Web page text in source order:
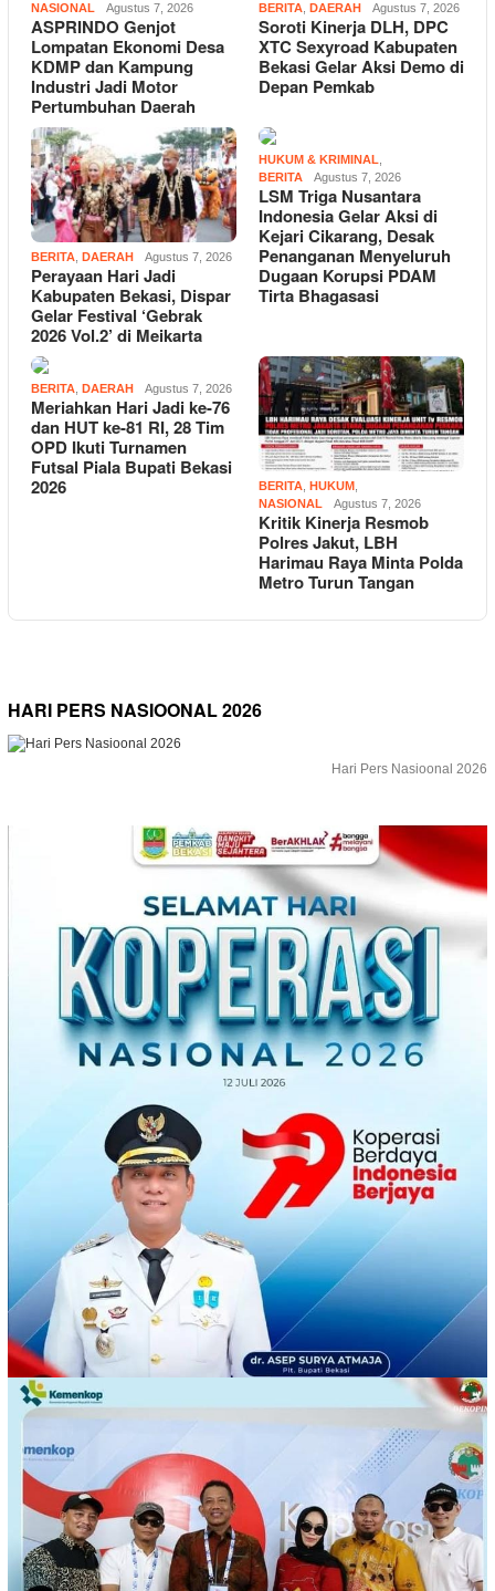
NASIONAL Agustus 7, 2026
ASPRINDO Genjot
Lompatan Ekonomi Desa
KDMP dan Kampung
Industri Jadi Motor
Pertumbuhan Daerah
BERITA DAERAH Agustus 7, 2026
Soroti Kinerja DLH, DPC
XTC Sexyroad Kabupaten
Bekasi Gelar Aksi Demo di
Depan Pemkab
BERITA DAERAH Agustus 7, 2026
Perayaan Hari Jadi
Kabupaten Bekasi, Dispar
Gelar Festival ‘Gebrak
2026 Vol.2’ di Meikarta
HUKUM & KRIMINAL
BERITA
Agustus 7, 2026
LSM Triga Nusantara
Indonesia Gelar Aksi di
Kejari Cikarang, Desak
Penanganan Menyeluruh
Dugaan Korupsi PDAM
Tirta Bhagasasi
BERITA DAERAH Agustus 7, 2026
Meriahkan Hari Jadi ke-76
dan HUT ke-81 RI, 28 Tim
OPD Ikuti Turnamen
Futsal Piala Bupati Bekasi
2026
BERITA HUKUM
NASIONAL
Agustus 7, 2026
Kritik Kinerja Resmob
Polres Jakut, LBH
Harimau Raya Minta Polda
Metro Turun Tangan
HARI PERS NASIOONAL 2026
Hari Pers Nasioonal 2026